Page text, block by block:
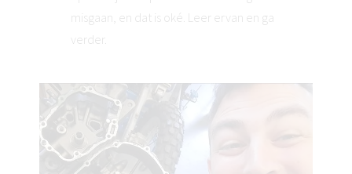
misgaan, en dat is oké. Leer ervan en ga
verder.